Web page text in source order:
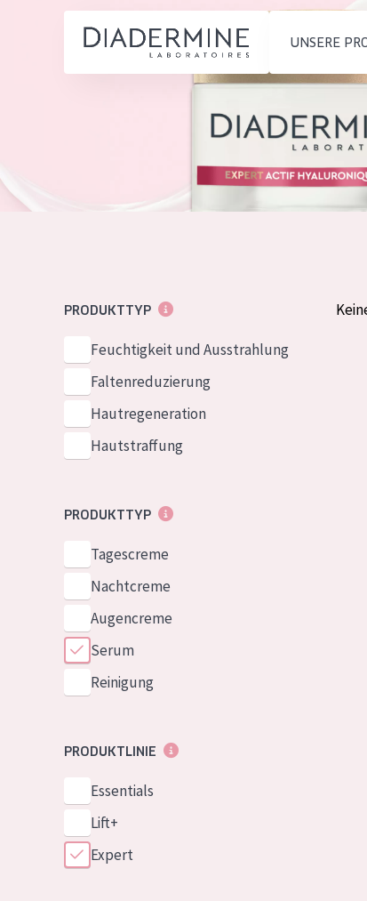
UNSERE
Feuchtigkeit und
Kontakt
English
French
German
Spanish
PRODUKTTYP
Feuchtigkeit und Ausstrahlung
Faltenreduzierung
Hautregeneration
Hautstraffung
PRODUKTTYP
Tagescreme
Nachtcreme
Augencreme
Serum
Reinigung
PRODUKTLINIE
Essentials
Lift+
Expert